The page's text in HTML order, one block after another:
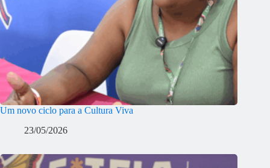
Um novo ciclo para a Cultura Viva
23/05/2026